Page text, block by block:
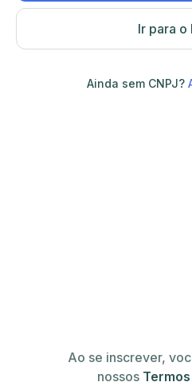
Ir para o
Ainda sem CNPJ?
Ao se inscrever,
nossos